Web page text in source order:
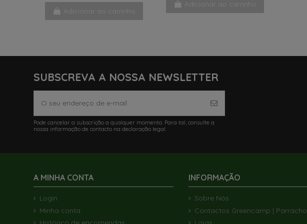
Adicionar ao carrinho
Adicionar ao carrinho
SUBSCREVA A NOSSA NEWSLETTER
Pode cancelar a subscrição a qualquer momento. Para tal, consulte a
nossa informação de contacto na declaração legal.
A MINHA CONTA
Login
Minha conta
INFORMAÇÃO
Sobre Nós
Contactos Greencamp | Parracho